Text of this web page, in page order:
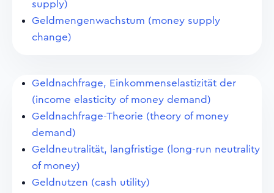
supply)
Geldmengenwachstum (money supply
change)
Geldnachfrage, Einkommenselastizität der
(income elasticity of money demand)
Geldnachfrage-Theorie (theory of money
demand)
Geldneutralität, langfristige (long-run neutrality
of money)
Geldnutzen (cash utility)